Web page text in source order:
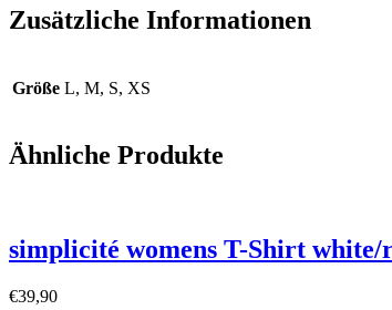
Zusätzliche Informationen
Größe L, M, S, XS
Ähnliche Produkte
simplicité womens T-Shirt white/
€39,90